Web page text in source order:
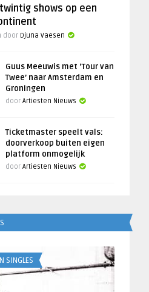
shows op een
door Djuna Vaesen
Guus Meeuwis met ‘Tour van
Twee’ naar Amsterdam en
Groningen
door Artiesten Nieuws
Ticketmaster speelt vals:
doorverkoop buiten eigen
platform onmogelijk
door Artiesten Nieuws
SINGLES